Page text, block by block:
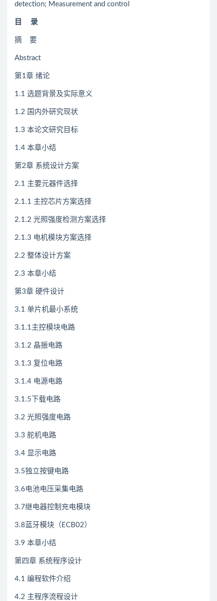
detection; Measurement and control
目 录
摘 要
Abstract
第1章 绪论
1.1 选题背景及实际意义
1.2 国内外研究现状
1.3 本论文研究目标
1.4 本章小结
第2章 系统设计方案
2.1 主要元器件选择
2.1.1 主控芯片方案选择
2.1.2 光照强度检测方案选择
2.1.3 电机模块方案选择
2.2 整体设计方案
2.3 本章小结
第3章 硬件设计
3.1 单片机最小系统
3.1.1主控模块电路
3.1.2 晶振电路
3.1.3 复位电路
3.1.4 电源电路
3.1.5下载电路
3.2 光照强度电路
3.3 舵机电路
3.4 显示电路
3.5独立按键电路
3.6电池电压采集电路
3.7继电器控制充电模块
3.8蓝牙模块（ECB02）
3.9 本章小结
第四章 系统程序设计
4.1 编程软件介绍
4.2 主程序流程设计